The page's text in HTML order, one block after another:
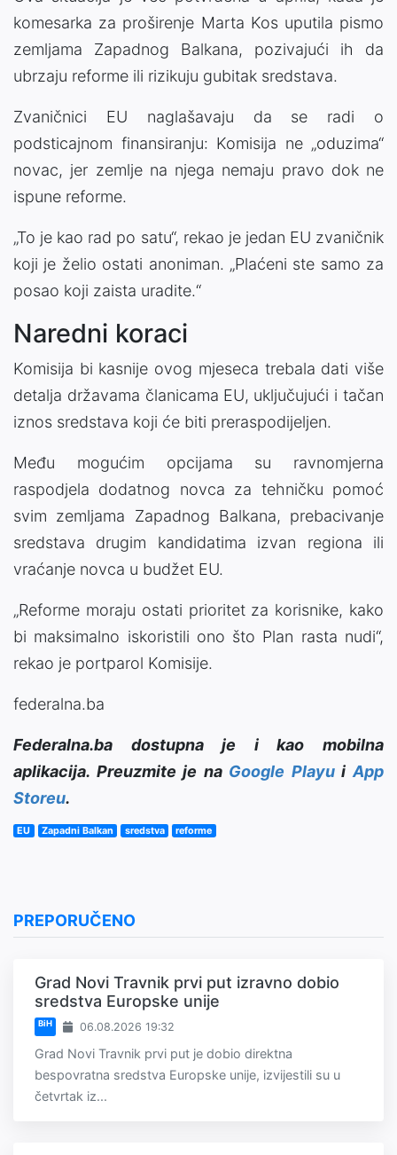
komesarka za proširenje Marta Kos uputila pismo
zemljama Zapadnog Balkana, pozivajući ih da
ubrzaju reforme ili rizikuju gubitak sredstava.
Zvaničnici EU naglašavaju da se radi o
podsticajnom finansiranju: Komisija ne „oduzima“
novac, jer zemlje na njega nemaju pravo dok ne
ispune reforme.
„To je kao rad po satu“, rekao je jedan EU zvaničnik
koji je želio ostati anoniman. „Plaćeni ste samo za
posao koji zaista uradite.“
Naredni koraci
Komisija bi kasnije ovog mjeseca trebala dati više
detalja državama članicama EU, uključujući i tačan
iznos sredstava koji će biti preraspodijeljen.
Među mogućim opcijama su ravnomjerna
raspodjela dodatnog novca za tehničku pomoć
svim zemljama Zapadnog Balkana, prebacivanje
sredstava drugim kandidatima izvan regiona ili
vraćanje novca u budžet EU.
„Reforme moraju ostati prioritet za korisnike, kako
bi maksimalno iskoristili ono što Plan rasta nudi“,
rekao je portparol Komisije.
federalna.ba
Federalna.ba dostupna je i kao mobilna
aplikacija. Preuzmite je na Google PlayuiApp
Storeu.
EU Zapadni Balkan sredstva reforme
PREPORUČENO
Grad Novi Travnik prvi put izravno dobio
sredstva Europske unije
BiH 06.08.2026 19:32
Grad Novi Travnik prvi put je dobio direktna
bespovratna sredstva Europske unije, izvijestili su u
četvrtak iz...